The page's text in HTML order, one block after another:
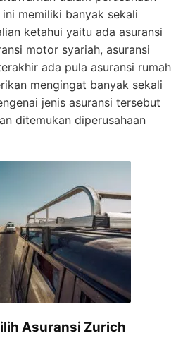
memiliki banyak sekali
ketahui yaitu ada asuransi
motor syariah, asuransi
ada pula asuransi rumah
mengingat banyak sekali
jenis asuransi tersebut
ditemukan diperusahaan
Asuransi Zurich